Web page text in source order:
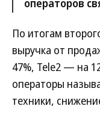
операторов
По итогам
выручка от
47%, Tele2 — на
операторы
техники,